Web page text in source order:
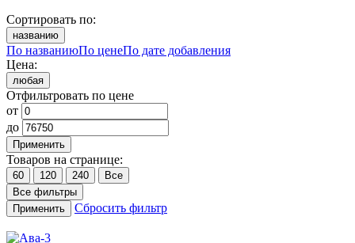
Сортировать по:
названию
По названиюПо ценеПо дате добавления
Цена:
любая
Отфильтровать по цене
от
до
Применить
Товаров на странице:
60 120 240
Все
Все фильтры
Применить
Сбросить фильтр